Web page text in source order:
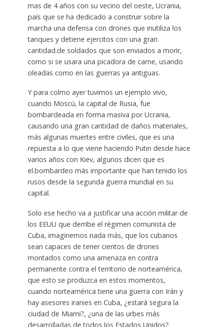
mas de 4 años con su vecino del oeste, Ucrania,
país que se ha dedicado a construir sobre la
marcha una defensa con drones que inutiliza los
tanques y detiene ejercitos con una gran
cantidad.de soldados que son enviados a morir,
como si se usara una picadora de carne, usando
oleadas como en las guerras ya antiguas.
Y para colmo ayer tuvimos un ejemplo vivo,
cuando Moscú, la capital de Rusia, fue
bombardeada en forma masiva por Ucrania,
causando una gran cantidad de daños materiales,
más algunas muertes entre civiles, que es una
repuesta a lo que viene haciendo Putin desde hace
varios años con Kiev, algunos dicen que es
el.bombardeo más importante que han tenido los
rusos desde la segunda guerra mundial en su
capital.
Solo ese hecho va a justificar una acción militar de
los EEUU que derribe el régimen comunista de
Cuba, imaginemos nada más, que los cubanos
sean capaces de tener cientos de drones
montados como una amenaza en contra
permanente contra el territorio de norteamérica,
que esto se produzca en estos momentos,
cuando norteamérica tiene una guerra con Irán y
hay asesores iranies en Cuba, ¿estará segura la
ciudad de Miami?, ¿una de las urbes más
desarrolladas de todos los Estados Unidos?.